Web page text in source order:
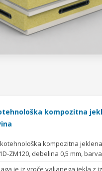
kompozitna
kompozitna
ZM120, debelina 0,5 mm, barva
je iz vroče valjanega jekla z